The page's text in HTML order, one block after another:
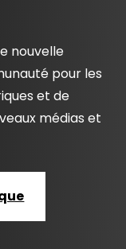
nouvelle
pour les
et de
médias et